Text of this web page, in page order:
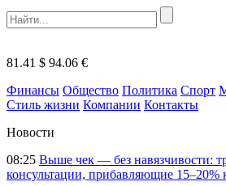
81.41 $ 94.06 €
Финансы Общество Политика Спорт
Стиль жизни Компании Контакты
Новости
08:25 Выше чек — без навязчивости:
консультации, прибавляющие 15–20%